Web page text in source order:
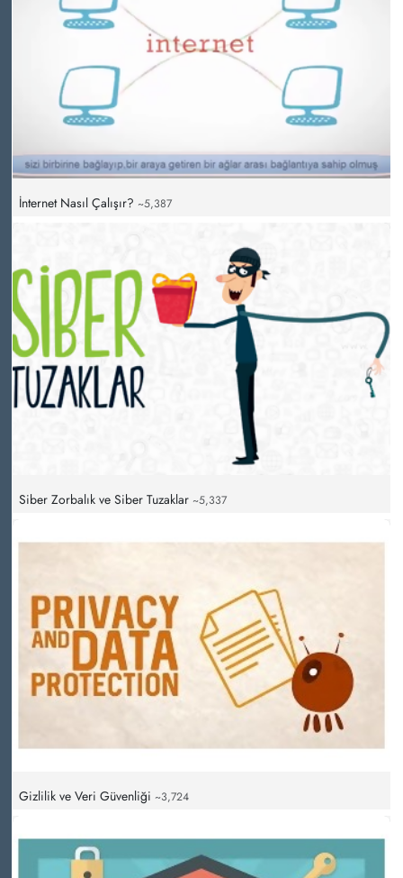
İnternet Nasıl Çalışır? ~5,387
Siber Zorbalık ve Siber Tuzaklar ~5,337
Gizlilik ve Veri Güvenliği ~3,724